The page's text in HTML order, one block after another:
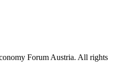
Forum Austria. All rights